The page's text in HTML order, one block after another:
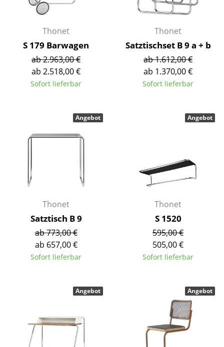
Aufbewahrungsboxen
Decken
Teppiche
... alle Accessoires
Räume
Wohnzimmer
Esszimmer
Schlafzimmer
Kinderzimmer
Arbeitszimmer
Stauraum
Balkon & Garten
Thonet
S 179 Barwagen
ab 2.963,00 €
ab 2.518,00 €
Sofort lieferbar
Thonet
Satztischset B 9 a + b
ab 1.612,00 €
ab 1.370,00 €
Sofort lieferbar
Thonet
Satztisch B 9
ab 773,00 €
ab 657,00 €
Sofort lieferbar
Angebot
Thonet
S 1520
595,00 €
505,00 €
Sofort lieferbar
Angebot
Angebot Angebot